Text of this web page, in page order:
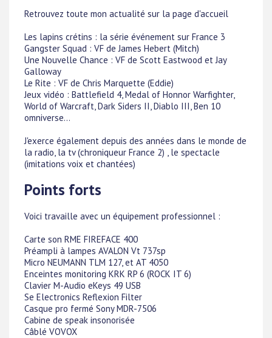
Retrouvez toute mon actualité sur la page d'accueil
Les lapins crétins : la série événement sur France 3
Gangster Squad : VF de James Hebert (Mitch)
Une Nouvelle Chance : VF de Scott Eastwood et Jay
Galloway
Le Rite : VF de Chris Marquette (Eddie)
Jeux vidéo : Battlefield 4, Medal of Honnor Warfighter,
World of Warcraft, Dark Siders II, Diablo III, Ben 10
omniverse...
J'exerce également depuis des années dans le monde de
la radio, la tv (chroniqueur France 2) , le spectacle
(imitations voix et chantées)
Points forts
Voici travaille avec un équipement professionnel :
Carte son RME FIREFACE 400
Préampli à lampes AVALON Vt 737sp
Micro NEUMANN TLM 127, et AT 4050
Enceintes monitoring KRK RP 6 (ROCK IT 6)
Clavier M-Audio eKeys 49 USB
Se Electronics Reflexion Filter
Casque pro fermé Sony MDR-7506
Cabine de speak insonorisée
Câblé VOVOX